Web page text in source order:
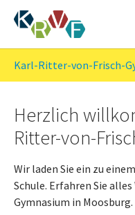
Karl-Ritter-von-Frisch-
Herzlich
Ritter-von-
Wir laden Sie ein zu
Schule. Erfahren Sie
Gymnasium in Moosburg.